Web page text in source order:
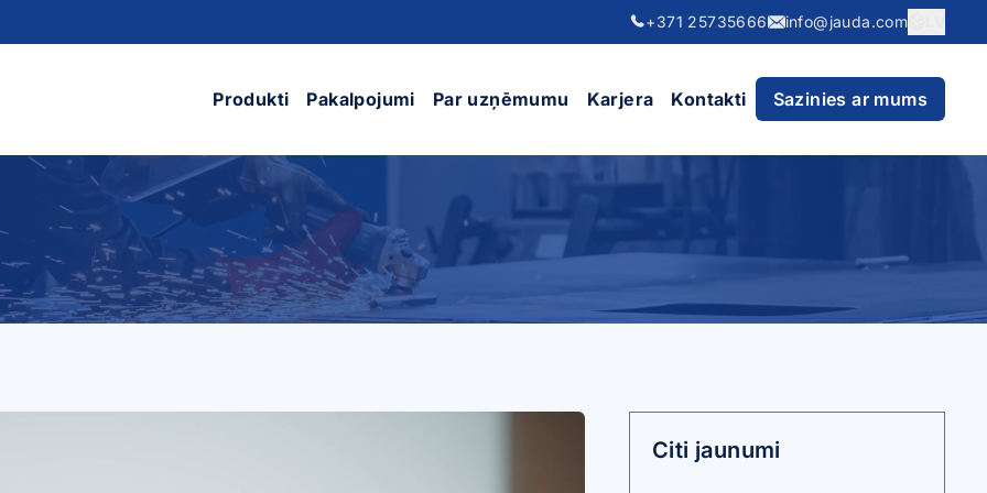
+371 25735666 info@jauda.com
Produkti
KTA
KTA
punkti,
Elektroauto uzlādes
sadalne
Uzskaites sadalnes
Kabeļu komutācijas
Elektropārvades līniju
elementi (EPL)
Lielās metāla
konstrukcijas
Pakalpojumi Par uzņēmumu Karjera Kontakti Sazinies ar mums
Citi jaunumi